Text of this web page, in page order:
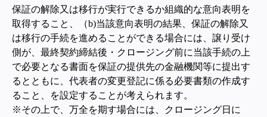
保証の解除又は移行が実行できるか組織的な意向表明を
取得すること、（b)当該意向表明の結果、保証の解除又
は移行の手続を進めることができる場合には、譲り受け
側が、最終契約締結後・クロージング前に当該手続の上
で必要となる書面を保証の提供先の金融機関等に提出す
るとともに、代表者の変更登記に係る必要書類の作成す
ること、を設定することが考えられます。
※その上で、万全を期す場合には、クロージング日に